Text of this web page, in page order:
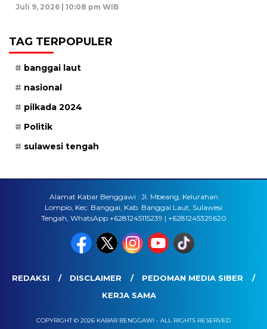
Juli 9, 2026 | 10:08 pm WIB
TAG TERPOPULER
banggai laut
nasional
pilkada 2024
Politik
sulawesi tengah
Alamat Kabar Benggawi : Jl. Mbeang, Kelurahan
Lompio, Kec. Banggai, Kab. Banggai Laut, Sulawesi
Tengah, WhatsApp +6281245115239 | +6281245329620
REDAKSI DISCLAIMER
PEDOMAN MEDIA SIBER
KERJA SAMA
COPYRIGHT © 2026 KABAR BENGGAWI - ALL RIGHTS RESERVED